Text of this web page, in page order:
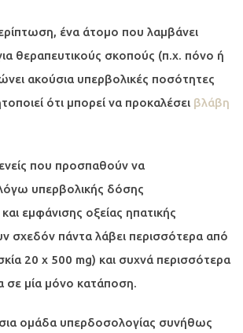
ένα άτομο που λαμβάνει
θεραπευτικούς σκοπούς (π.χ. πόνο ή
ακούσια υπερβολικές ποσότητες
ότι μπορεί να προκαλέσει βλάβη
που προσπαθούν να
υπερβολικής δόσης
εμφάνισης οξείας ηπατικής
σχεδόν πάντα λάβει περισσότερα από
20 x 500 mg) και συχνά περισσότερα
σε μία μόνο κατάποση.
ομάδα υπερδοσολογίας συνήθως